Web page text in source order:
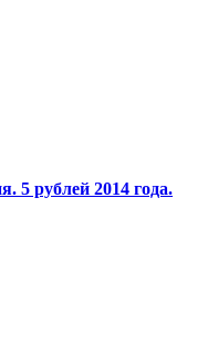
5 рублей 2014 года.